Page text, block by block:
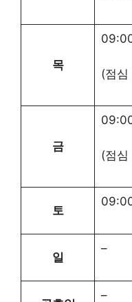
목
(점심
금
(점심
토
일
–
–